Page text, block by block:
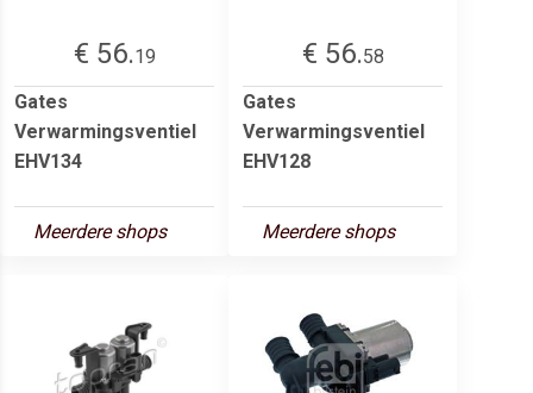
€ 56.19
Gates
Verwarmingsventiel
EHV134
Meerdere shops
€ 56.58
Gates
Verwarmingsventiel
EHV128
Meerdere shops